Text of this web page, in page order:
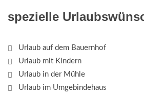
spezielle
Urlaub auf dem Bauernhof
Urlaub mit Kindern
Urlaub in der Mühle
Urlaub im Umgebindehaus